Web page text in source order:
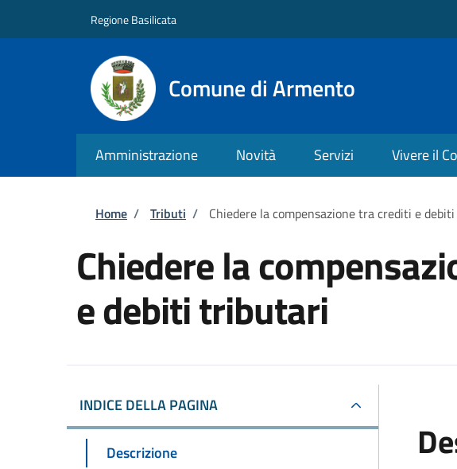
Regione Basilicata
Comune di Armento
Amministrazione Novità Servizi Vivere il
Briciole di pane
Home / Tributi / Chiedere la compensazione tra crediti e
Chiedere la
e debiti tributari
INDICE DELLA PAGINA
Descrizione